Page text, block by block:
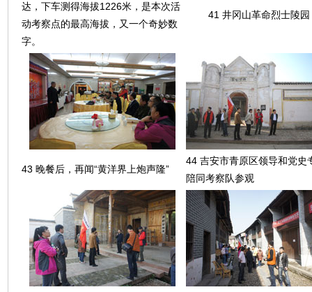
达，下车测得海拔1226米，是本次活
动考察点的最高海拔，又一个奇妙数
字。
41 井冈山革命烈士陵园
43 晚餐后，再闻“黄洋界上炮声隆”
44 吉安市青原区领导和党史
陪同考察队参观